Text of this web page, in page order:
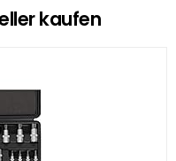
kaufen